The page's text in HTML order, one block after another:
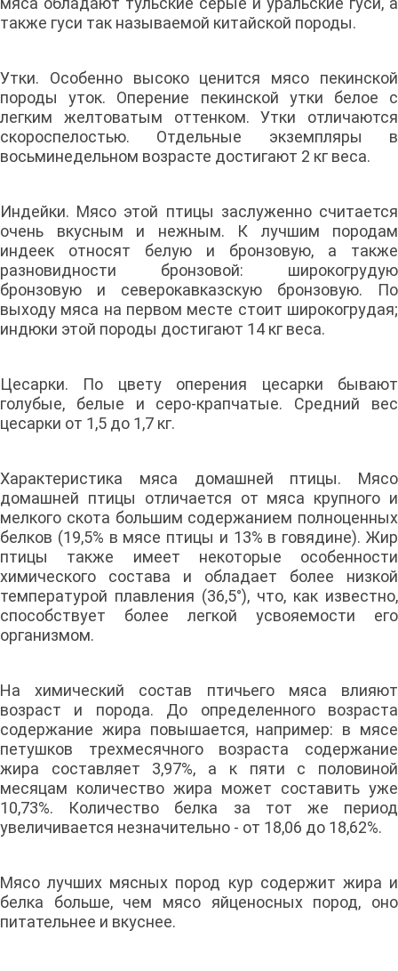
также гуси так называемой китайской породы.
Утки. Особенно высоко ценится мясо пекинской
породы уток. Оперение пекинской утки белое с
легким желтоватым оттенком. Утки отличаются
скороспелостью. Отдельные экземпляры в
восьминедельном возрасте достигают 2 кг веса.
Индейки. Мясо этой птицы заслуженно считается
очень вкусным и нежным. К лучшим породам
индеек относят белую и бронзовую, а также
разновидности бронзовой: широкогрудую
бронзовую и северокавказскую бронзовую. По
выходу мяса на первом месте стоит широкогрудая;
индюки этой породы достигают 14 кг веса.
Цесарки. По цвету оперения цесарки бывают
голубые, белые и серо-крапчатые. Средний вес
цесарки от 1,5 до 1,7 кг.
Характеристика мяса домашней птицы. Мясо
домашней птицы отличается от мяса крупного и
мелкого скота большим содержанием полноценных
белков (19,5% в мясе птицы и 13% в говядине). Жир
птицы также имеет некоторые особенности
химического состава и обладает более низкой
температурой плавления (36,5°), что, как известно,
способствует более легкой усвояемости его
организмом.
На химический состав птичьего мяса влияют
возраст и порода. До определенного возраста
содержание жира повышается, например: в мясе
петушков трехмесячного возраста содержание
жира составляет 3,97%, а к пяти с половиной
месяцам количество жира может составить уже
10,73%. Количество белка за тот же период
увеличивается незначительно - от 18,06 до 18,62%.
Мясо лучших мясных пород кур содержит жира и
белка больше, чем мясо яйценосных пород, оно
питательнее и вкуснее.